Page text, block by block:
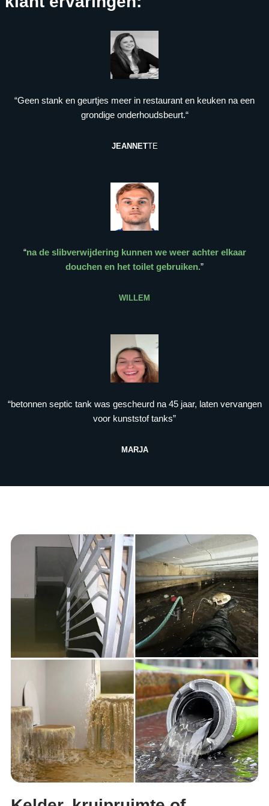
“Geen stank en geurtjes meer in restaurant en keuken na een
grondige onderhoudsbeurt.“
JEANNETTE
“na de slibverwijdering kunnen we weer achter elkaar
douchen en het toilet gebruiken.”
WILLEM
“betonnen septic tank was gescheurd na 45 jaar, laten vervangen
voor kunststof tanks”
MARJA